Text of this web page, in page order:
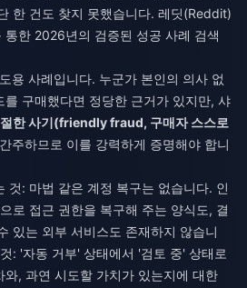
한 건도 찾지 못했습니다. 레딧(Reddit)
한 2026년의 검증된 성공 사례 검색
용 사례입니다. 누군가 본인의 의사 없
를 구매했다면 정당한 근거가 있지만, 샤
한 사기(friendly fraud, 구매자 스스로
주하므로 이를 강력하게 증명해야 합니
것: 마법 같은 계정 복구는 없습니다. 인
로 접근 권한을 복구해 주는 양식도, 결
있는 외부 서비스도 존재하지 않습니
: '자동 거부' 상태에서 '검토 중' 상태로
와, 과연 시도할 가치가 있는지에 대한